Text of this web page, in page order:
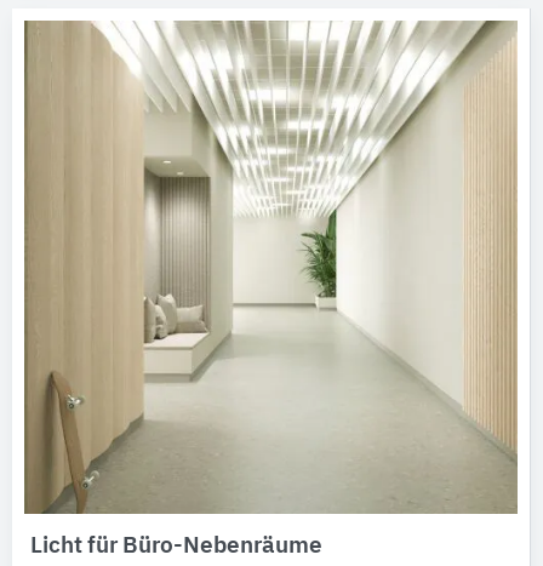
Licht für Büro-Nebenräume